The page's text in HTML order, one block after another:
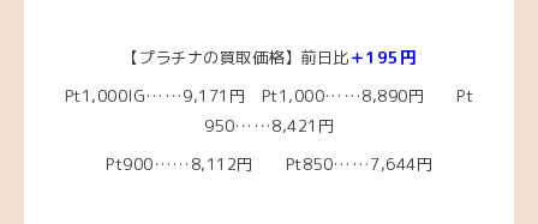
【プラチナの買取価格】前日比＋195円
Pt1,000IG……9,171円 Pt1,000……8,890円 Pt
950……8,421 円
Pt900……8,112円 Pt850……7,644円